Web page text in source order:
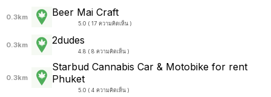
0.3km Beer Mai Craft
5.0 ( 17 ความคิดเห็น )
0.3km 2dudes
4.8 ( 8 ความคิดเห็น )
0.3km
Starbud Cannabis Car & Motobike for rent
Phuket
5.0 ( 4 ความคิดเห็น )